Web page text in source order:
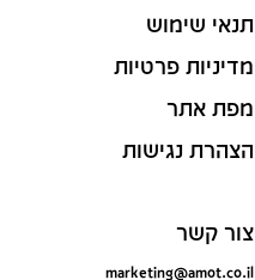
תנאי שימוש
מדיניות פרטיות
מפת אתר
הצהרת נגישות
צור קשר
marketing@amot.co.il